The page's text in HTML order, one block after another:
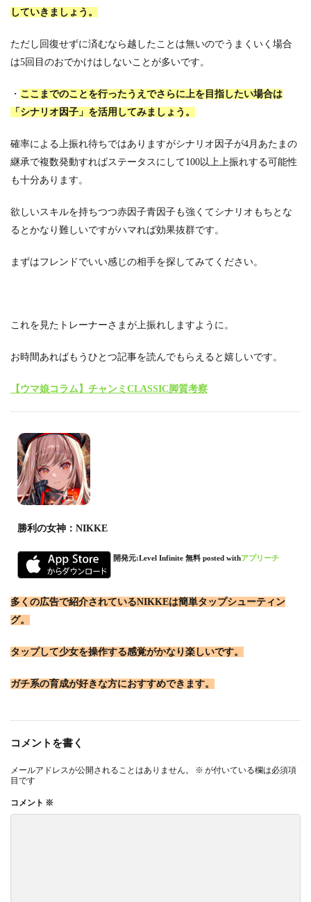
していきましょう。
ただし回復せずに済むなら越したことは無いのでうまくいく場合
は5回目のおでかけはしないことが多いです。
・ ここまでのことを行ったうえでさらに上を目指したい場合は
「シナリオ因子」を活用してみましょう。
確率による上振れ待ちではありますがシナリオ因子が4月あたまの
継承で複数発動すればステータスにして100以上上振れする可能性
も十分あります。
欲しいスキルを持ちつつ赤因子青因子も強くてシナリオもちとな
るとかなり難しいですがハマれば効果抜群です。
まずはフレンドでいい感じの相手を探してみてください。
これを見たトレーナーさまが上振れしますように。
お時間あればもうひとつ記事を読んでもらえると嬉しいです。
【ウマ娘コラム】チャンミCLASSIC脚質考察
勝利の女神：NIKKE
開発元:Level Infinite 無料 posted withアプリーチ
多くの広告で紹介されているNIKKEは簡単タップシューティン
グ。
タップして少女を操作する感覚がかなり楽しいです。
ガチ系の育成が好きな方におすすめできます。
コメントを書く
メールアドレスが公開されることはありません。 ※ が付いている欄は必須項
目です
コメント ※